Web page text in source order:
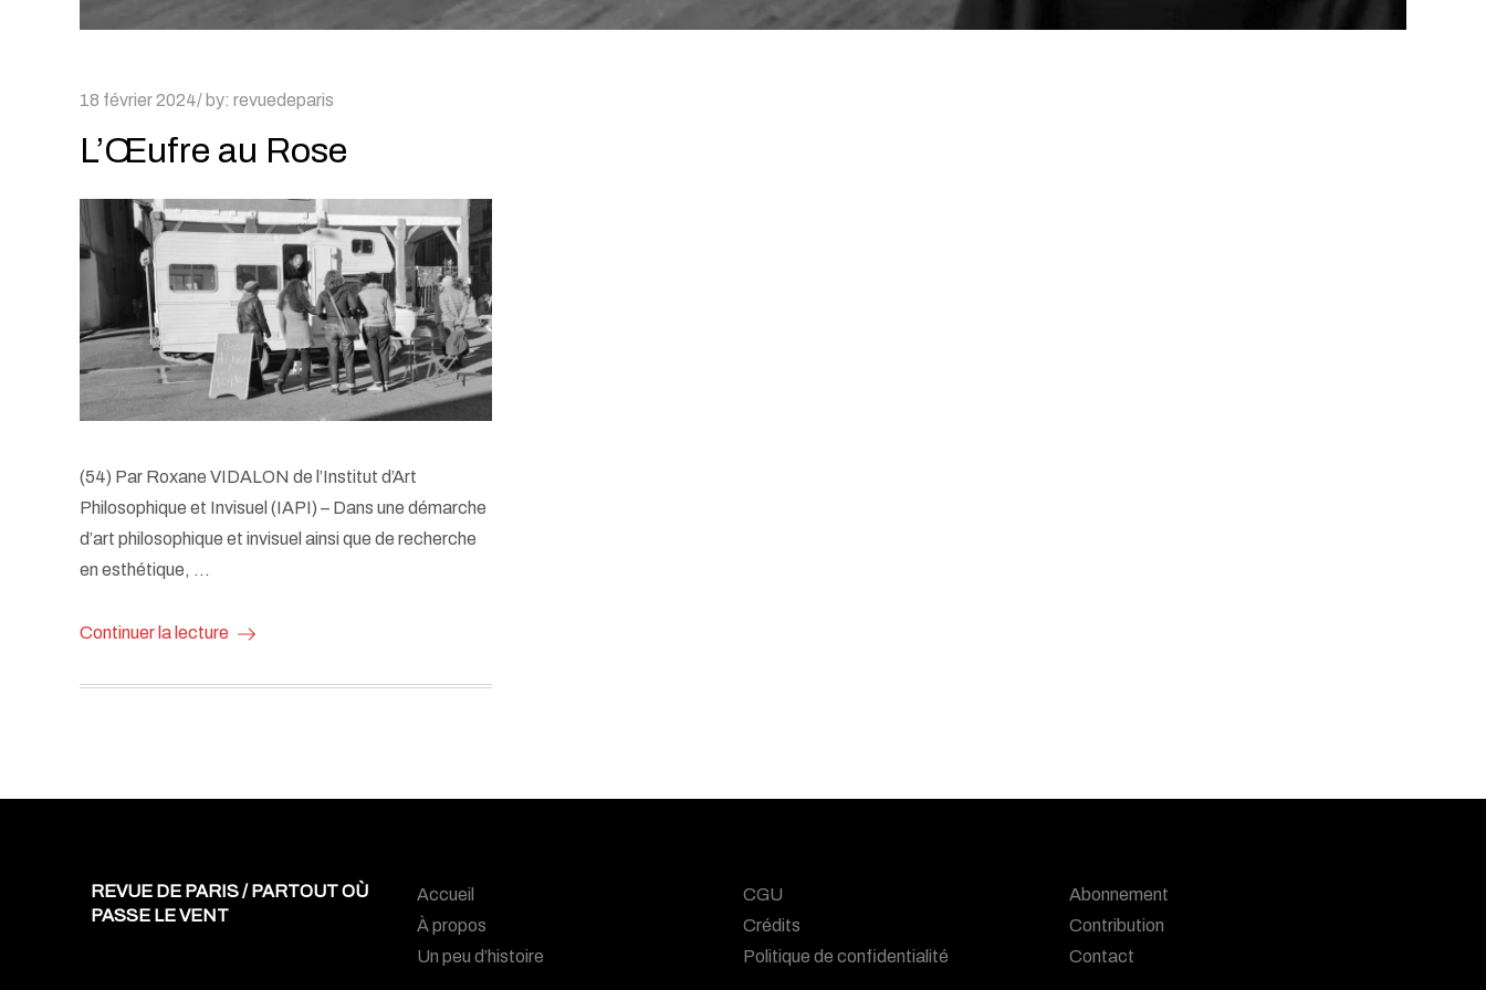
Posted
18 février 2024 by: revuedeparis
L’Œufre au Rose
(54) Par Roxane VIDALON de l’Institut d’Art
Philosophique et Invisuel (IAPI) – Dans une démarche
d’art philosophique et invisuel ainsi que de recherche
en esthétique, …
Continuer la lecture
REVUE DE PARIS / PARTOUT OÙ
PASSE LE VENT
Accueil
À propos
Un peu d’histoire
CGU
Crédits
Politique de confidentialité
Abonnement
Contribution
Contact